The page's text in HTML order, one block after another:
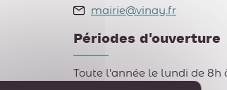
mairie@vinay.fr
Périodes d'ouverture
Toute l'année le lundi de 8h